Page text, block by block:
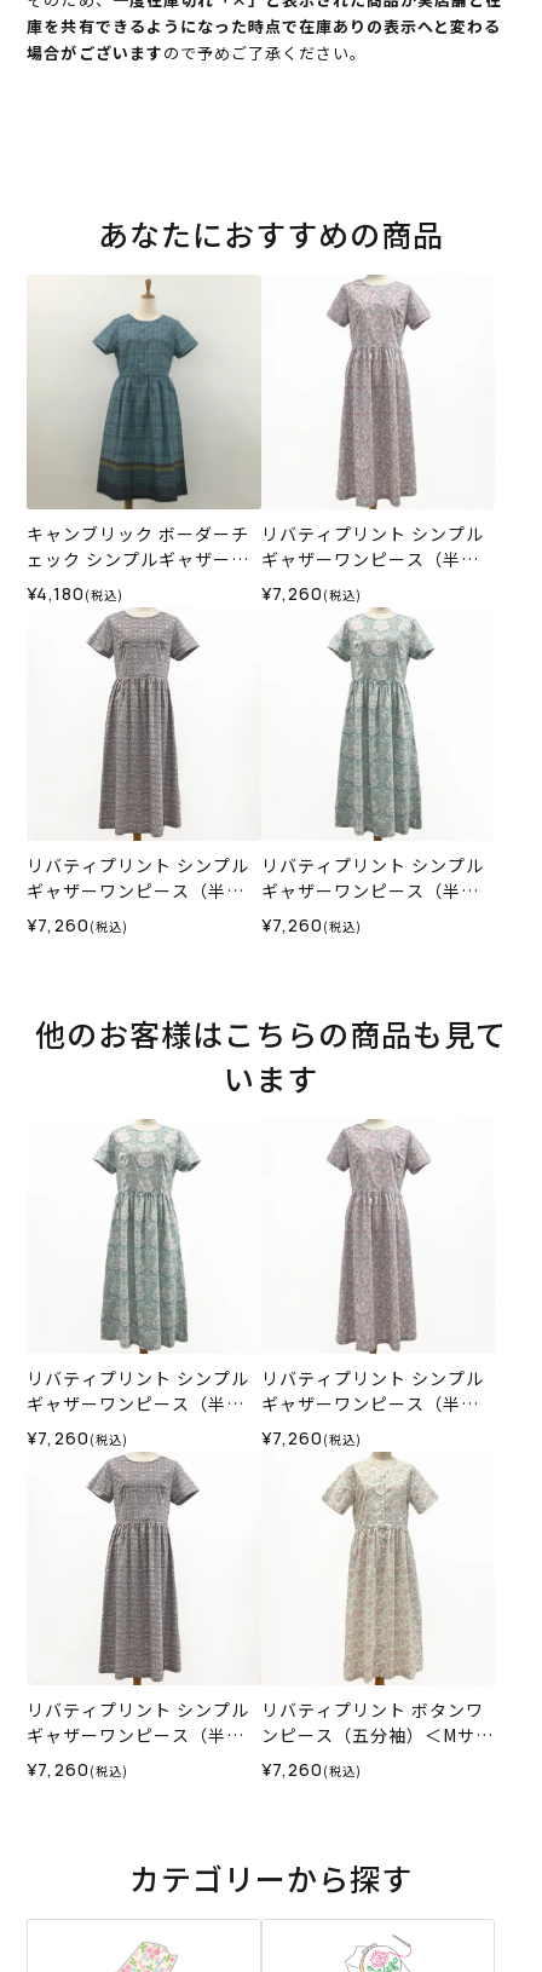
庫を共有できるようになった時点で在庫ありの表示へと変わる
場合がございますので予めご了承ください。
あなたにおすすめの商品
キャンブリック ボーダーチ
ェック シンプルギャザーワ
ンピース（半袖）＜Mサイズ
＞02X
¥4,180 (税込)
リバティプリント シンプル
ギャザーワンピース（半
袖）＜Mサイズ＞02A
¥7,260 (税込)
リバティプリント シンプル
ギャザーワンピース（半
袖）＜Mサイズ＞02K
¥7,260 (税込)
リバティプリント シンプル
ギャザーワンピース（半
袖）＜Mサイズ＞02F
¥7,260 (税込)
他のお客様はこちらの商品も見て
います
リバティプリント シンプル
ギャザーワンピース（半
袖）＜Mサイズ＞02F
¥7,260 (税込)
リバティプリント シンプル
ギャザーワンピース（半
袖）＜Mサイズ＞02A
¥7,260 (税込)
リバティプリント シンプル
ギャザーワンピース（半
袖）＜Mサイズ＞02K
¥7,260 (税込)
リバティプリント ボタンワ
ンピース（五分袖）＜Mサイ
ズ＞01C
¥7,260 (税込)
カテゴリーから探す